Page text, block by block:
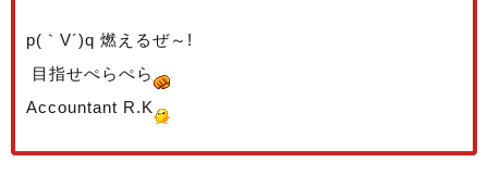
p(｀V´)q 燃えるぜ～!
目指せぺらぺら
Accountant R.K